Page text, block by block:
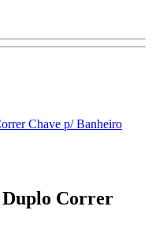
Chave p/ Banheiro
Duplo Correr